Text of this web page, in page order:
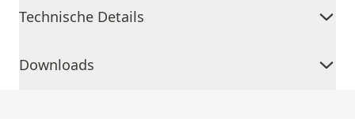
Technische Details
Downloads